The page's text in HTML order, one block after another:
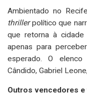
Ambientado no
thrillerpolítico que
que retorna à
apenas para
esperado. O
Cândido, Gabriel
Outros vencedores